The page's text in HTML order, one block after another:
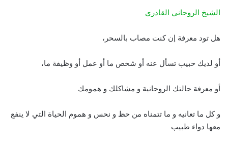
الشيخ الروحاني القادري
هل تود معرفة إن كنت مصاب بالسحر،
أو لديك حبيب تسأل عنه أو شخص ما أو عمل أو وظيفة ما،
أو معرفة حالتك الروحانية و مشاكلك و همومك
و كل ما تعانيه و ما تتمناه من حظ و نحس و هموم الحياة التي لا ينفع
معها دواء طبيب